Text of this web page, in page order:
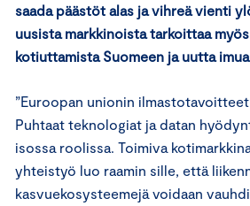
saada päästöt alas ja vihreä vienti
uusista markkinoista tarkoittaa
kotiuttamista Suomeen ja uutta
”Euroopan unionin
Puhtaat teknologiat ja datan
isossa roolissa. Toimiva
yhteistyö luo raamin sille, että
kasvuekosysteemejä voidaan